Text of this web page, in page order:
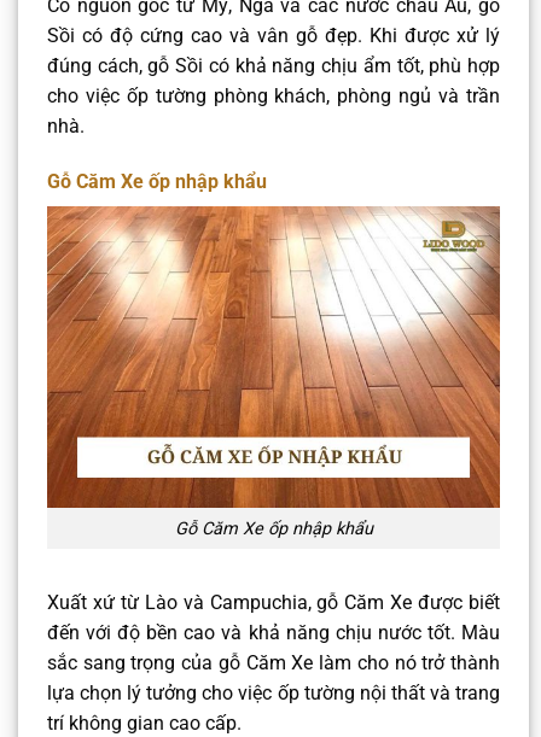
Có nguồn gốc từ Mỹ, Nga và các nước châu Âu, gỗ
Sồi có độ cứng cao và vân gỗ đẹp. Khi được xử lý
đúng cách, gỗ Sồi có khả năng chịu ẩm tốt, phù hợp
cho việc ốp tường phòng khách, phòng ngủ và trần
nhà.​
Gỗ Căm Xe ốp nhập khẩu
Gỗ Căm Xe ốp nhập khẩu
Xuất xứ từ Lào và Campuchia, gỗ Căm Xe được biết
đến với độ bền cao và khả năng chịu nước tốt. Màu
sắc sang trọng của gỗ Căm Xe làm cho nó trở thành
lựa chọn lý tưởng cho việc ốp tường nội thất và trang
trí không gian cao cấp.​